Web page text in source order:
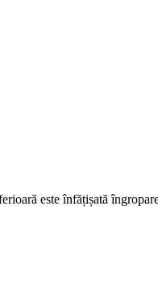
este înfățișată